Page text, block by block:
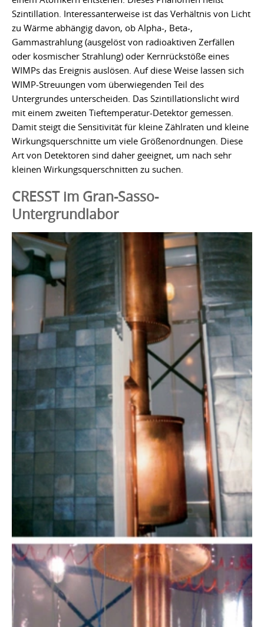
Szintillation. Interessanterweise ist das Verhältnis von Licht
zu Wärme abhängig davon, ob Alpha-, Beta-,
Gammastrahlung (ausgelöst von radioaktiven Zerfällen
oder kosmischer Strahlung) oder Kernrückstöße eines
WIMPs das Ereignis auslösen. Auf diese Weise lassen sich
WIMP-Streuungen vom überwiegenden Teil des
Untergrundes unterscheiden. Das Szintillationslicht wird
mit einem zweiten Tieftemperatur-Detektor gemessen.
Damit steigt die Sensitivität für kleine Zählraten und kleine
Wirkungsquerschnitte um viele Größenordnungen. Diese
Art von Detektoren sind daher geeignet, um nach sehr
kleinen Wirkungsquerschnitten zu suchen.
CRESST im Gran-Sasso-
Untergrundlabor